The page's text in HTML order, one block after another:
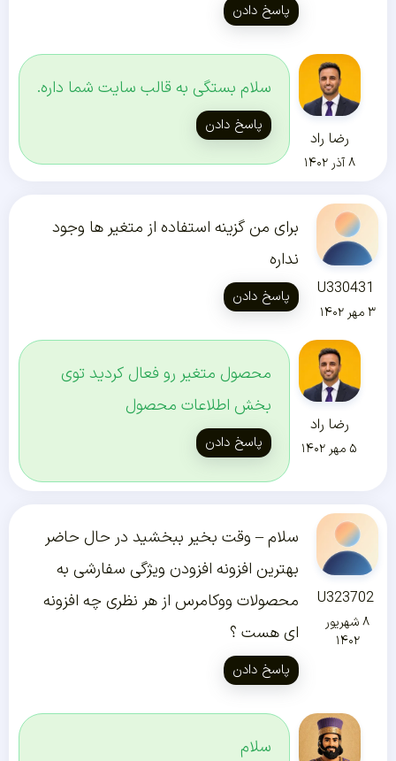
پاسخ دادن
رضا راد
۸ آذر ۱۴۰۲
سلام بستگی به قالب سایت شما داره.
پاسخ دادن
U330431
۳ مهر ۱۴۰۲
برای من گزینه استفاده از متغیر ها وجود
نداره
پاسخ دادن
رضا راد
۵ مهر ۱۴۰۲
محصول متغیر رو فعال کردید توی
بخش اطلاعات محصول
پاسخ دادن
U323702
۸ شهریور
۱۴۰۲
سلام – وقت بخیر ببخشید در حال حاضر
بهترین افزونه افزودن ویژگی‌ سفارشی به
محصولات ووکامرس از هر نظری چه افزونه
ای هست ؟
پاسخ دادن
سلام